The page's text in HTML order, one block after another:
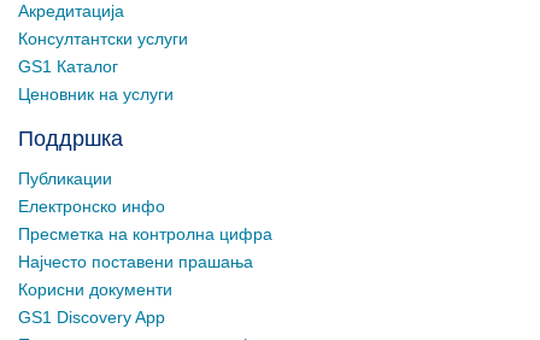
Акредитација
Консултантски услуги
GS1 Каталог
Ценовник на услуги
Поддршка
Публикации
Електронско инфо
Пресметка на контролна цифра
Најчесто поставени прашања
Корисни документи
GS1 Discovery App